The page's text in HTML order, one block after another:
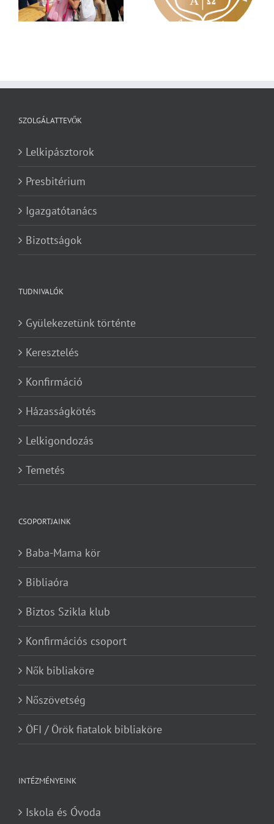
SZOLGÁLATTEVŐK
Lelkipásztorok
Presbitérium
Igazgatótanács
Bizottságok
TUDNIVALÓK
Gyülekezetünk történte
Keresztelés
Konfirmáció
Házasságkötés
Lelkigondozás
Temetés
CSOPORTJAINK
Baba-Mama kör
Bibliaóra
Biztos Szikla klub
Konfirmációs csoport
Nők bibliaköre
Nőszövetség
ÖFI / Örök fiatalok bibliaköre
INTÉZMÉNYEINK
Iskola és Óvoda